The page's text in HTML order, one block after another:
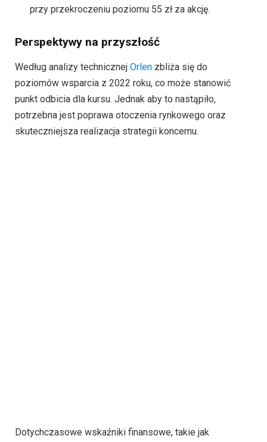
przy przekroczeniu poziomu 55 zł za akcję.
Perspektywy na przyszłość
Według analizy technicznej Orlen zbliża się do
poziomów wsparcia z 2022 roku, co może stanowić
punkt odbicia dla kursu. Jednak aby to nastąpiło,
potrzebna jest poprawa otoczenia rynkowego oraz
skuteczniejsza realizacja strategii koncernu.
Dotychczasowe wskaźniki finansowe, takie jak